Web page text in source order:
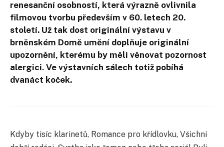
renesanční osobností, která výrazně ovlivnila
filmovou tvorbu především v 60. letech 20.
století. Už tak dost originální výstavu v
brněnském Domě umění doplňuje originální
upozornění, kterému by měli věnovat pozornost
alergici. Ve výstavních sálech totiž pobíhá
dvanáct koček.
Kdyby tisíc klarinetů, Romance pro křídlovku, Všichni